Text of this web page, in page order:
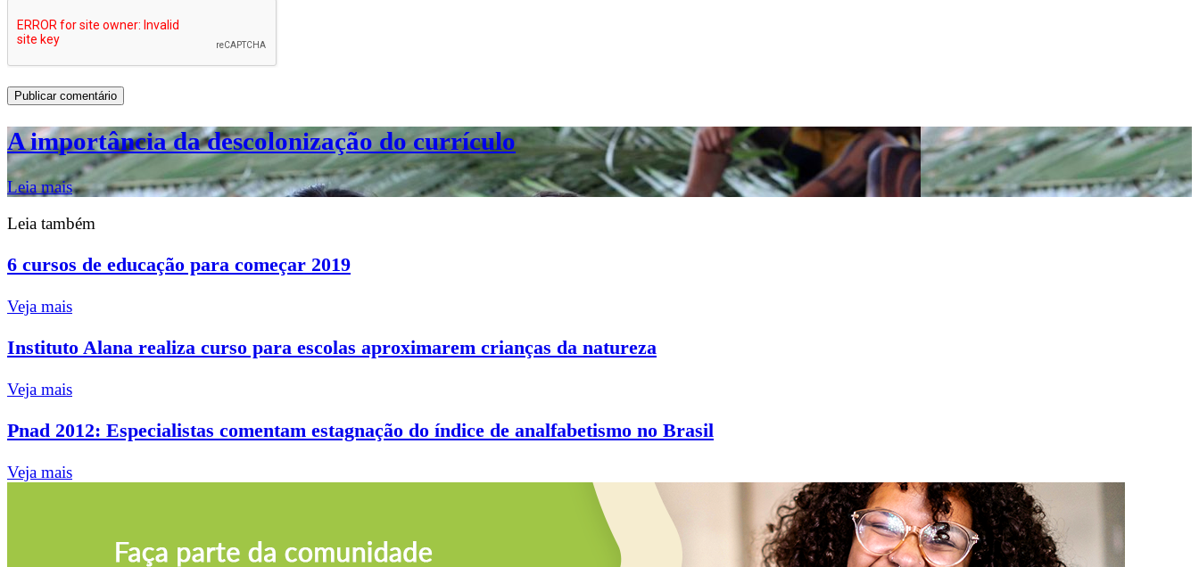
A importância da descolonização do currículo
Leia mais
Leia também
6 cursos de educação para começar 2019
Veja mais
Instituto Alana realiza curso para escolas aproximarem crianças da natureza
Veja mais
Pnad 2012: Especialistas comentam estagnação do índice de analfabetismo no Brasil
Veja mais